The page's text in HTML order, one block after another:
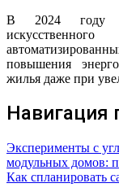
В 2024 году
повышения
жилья даже при
Навигация
Эксперименты с
модульных домов:
Как спланировать